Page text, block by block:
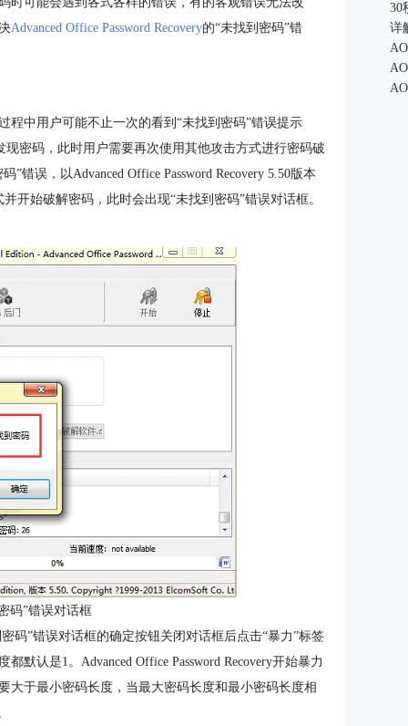
Advanced Office Password Recovery的“未找到密码”错
程中用户可能不止一次的看到“未找到密码”错误提示
密码，此时用户需要再次使用其他攻击方式进行密码破
错误，以Advanced Office Password Recovery 5.50版本
开始破解密码，此时会出现“未找到密码”错误对话框。
码”错误对话框
码”错误对话框的确定按钮关闭对话框后点击“暴力”标签
默认是1。Advanced Office Password Recovery开始暴力
大于最小密码长度，当最大密码长度和最小密码长度相
30
详